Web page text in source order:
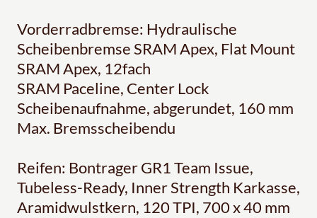
Vorderradbremse: Hydraulische
Scheibenbremse SRAM Apex, Flat Mount
SRAM Apex, 12fach
SRAM Paceline, Center Lock
Scheibenaufnahme, abgerundet, 160 mm
Max. Bremsscheibendu
Reifen: Bontrager GR1 Team Issue,
Tubeless-Ready, Inner Strength Karkasse,
Aramidwulstkern, 120 TPI, 700 x 40 mm